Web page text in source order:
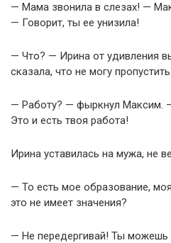
— Мама звонила в слезах! —
— Говорит, ты ее унизила!
— Что? — Ирина от удивления
сказала, что не могу
— Работу? — фыркнул Максим.
Это и есть твоя работа!
Ирина уставилась на мужа, не
— То есть мое образование,
это не имеет значения?
— Не передергивай! Ты можешь